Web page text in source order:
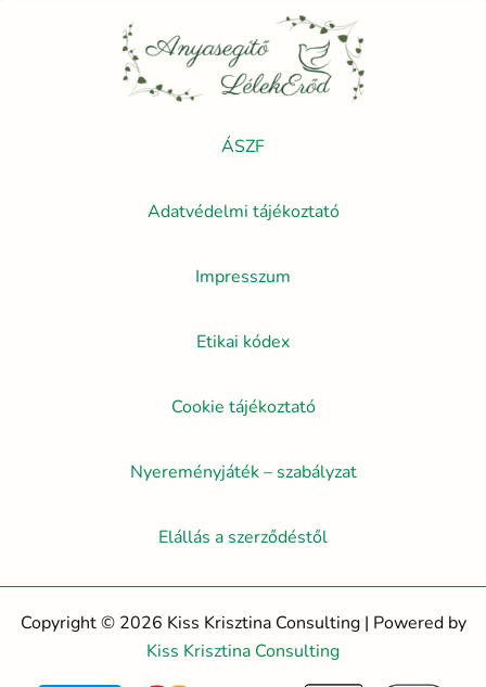
ÁSZF
Adatvédelmi tájékoztató
Impresszum
Etikai kódex
Cookie tájékoztató
Nyereményjáték – szabályzat
Elállás a szerződéstől
Copyright © 2026 Kiss Krisztina Consulting | Powered by
Kiss Krisztina Consulting